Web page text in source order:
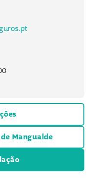
Mangualde